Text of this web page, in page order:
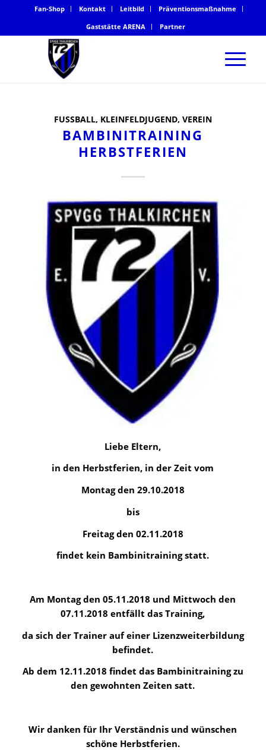
Fan-Shop Kontakt Leitbild
Präventionsmaßnahme
Gaststätte ARENA
Partner
FUSSBALL , KLEINFELDJUGEND, VEREIN
BAMBINITRAINING
HERBSTFERIEN
Liebe Eltern,
in den Herbstferien, in der Zeit vom
Montag den 29.10.2018
bis
Freitag den 02.11.2018
findet kein Bambinitraining statt.
Am Montag den 05.11.2018 und Mittwoch den
07.11.2018 entfällt das Training,
da sich der Trainer auf einer Lizenzweiterbildung
befindet.
Ab dem 12.11.2018 findet das Bambinitraining zu
den gewohnten Zeiten satt.
Wir danken für Ihr Verständnis und wünschen
schöne Herbstferien.